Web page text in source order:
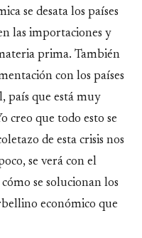
se desata los países
las importaciones y
prima. También
con los países
país que está muy
creo que todo esto se
de esta crisis nos
se verá con el
se solucionan los
económico que